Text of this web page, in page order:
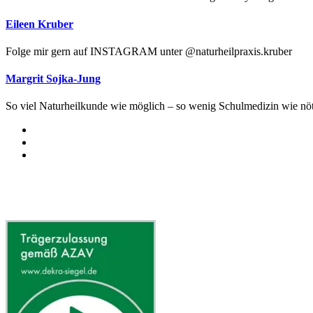
Eileen Kruber
Folge mir gern auf INSTAGRAM unter @naturheilpraxis.kruber
Margrit Sojka-Jung
So viel Naturheilkunde wie möglich – so wenig Schulmedizin wie